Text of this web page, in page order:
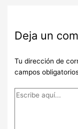
Deja un
Tu dirección de
campos
Escribe